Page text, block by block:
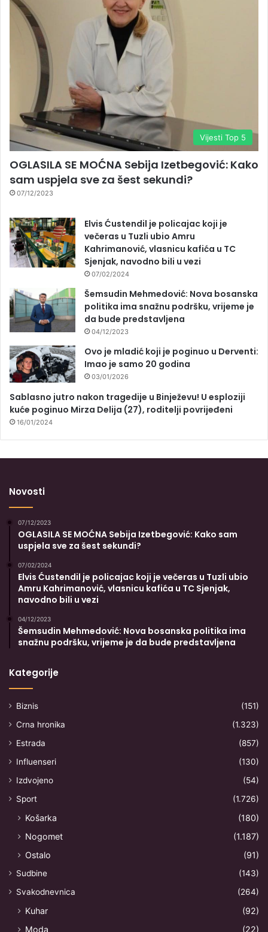
Vijesti Top 5
OGLASILA SE MOĆNA Sebija Izetbegović: Kako
sam uspjela sve za šest sekundi?
07/12/2023
Elvis Ćustendil je policajac koji je
večeras u Tuzli ubio Amru
Kahrimanović, vlasnicu kafića u TC
Sjenjak, navodno bili u vezi
07/02/2024
Šemsudin Mehmedović: Nova bosanska
politika ima snažnu podršku, vrijeme je
da bude predstavljena
04/12/2023
Ovo je mladić koji je poginuo u Derventi:
Imao je samo 20 godina
03/01/2026
Sablasno jutro nakon tragedije u Binježevu! U esploziji
kuće poginuo Mirza Delija (27), roditelji povrijeđeni
16/01/2024
Novosti
07/12/2023
OGLASILA SE MOĆNA Sebija Izetbegović: Kako sam
uspjela sve za šest sekundi?
07/02/2024
Elvis Ćustendil je policajac koji je večeras u Tuzli ubio
Amru Kahrimanović, vlasnicu kafića u TC Sjenjak,
navodno bili u vezi
04/12/2023
Šemsudin Mehmedović: Nova bosanska politika ima
snažnu podršku, vrijeme je da bude predstavljena
Kategorije
Biznis
(151)
Crna hronika
(1.323)
Estrada
(857)
Influenseri
(130)
Izdvojeno
(54)
Sport
(1.726)
Košarka
(180)
Nogomet
(1.187)
Ostalo
(91)
Sudbine
(143)
Svakodnevnica
(264)
Kuhar
(92)
Moda
(22)